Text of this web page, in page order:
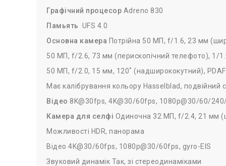
Графічний процесор Adreno 830
Памьять UFS 4.0
Основна камера Потрійна 50 МП, f/1.6, 23 мм
50 МП, f/2.6, 73 мм (перископічний телефото), 1/
50 МП, f/2.0, 15 мм, 120˚ (надширококутний), PDAF
Має калібрування кольору Hasselblad, подвійний
Відео 8K@30fps, 4K@30/60fps, 1080p@30/60/
Камера для селфі Одиночна 32 МП, f/2.4, 21 мм
Можливості HDR, панорама
Відео 4K@30/60fps, 1080p@30/60fps, gyro-EIS
Звуковий динамік Так, зі стереодинаміками